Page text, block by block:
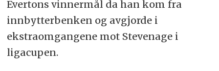
Evertons vinnermål da han kom fra
innbytterbenken og avgjorde i
ekstraomgangene mot Stevenage i
ligacupen.